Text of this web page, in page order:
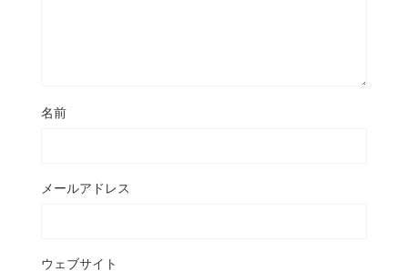
名前
メールアドレス
ウェブサイト